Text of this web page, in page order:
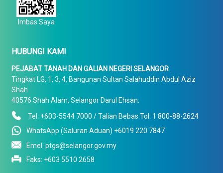
Imbas Saya
HUBUNGI KAMI
PEJABAT TANAH DAN GALIAN NEGERI SELANGOR
Tingkat LG, 1, 3, 4, Bangunan Sultan Salahuddin Abdul Aziz
Shah
40576 Shah Alam, Selangor Darul Ehsan.
Tel: +603-5544 7000 / Talian Bebas Tol: 1 800-88-2624
WhatsApp (Saluran Aduan) +6019 220 7847
Emel: ptgs@selangor.gov.my
Faks: +603 5510 2658